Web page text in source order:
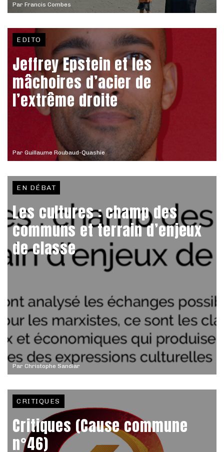
Par Francis Combes
Par Guillaume Roubaud-Quashie
EDITO
Jeffrey Epstein et les
mâchoires d’acier de
l’extrême droite
Par Christophe Sandlar
EN DÉBAT
Les cultures : champ des
communs et terrain d’enjeux
de classe
CRITIQUES
Critiques (Cause commune
n°46)